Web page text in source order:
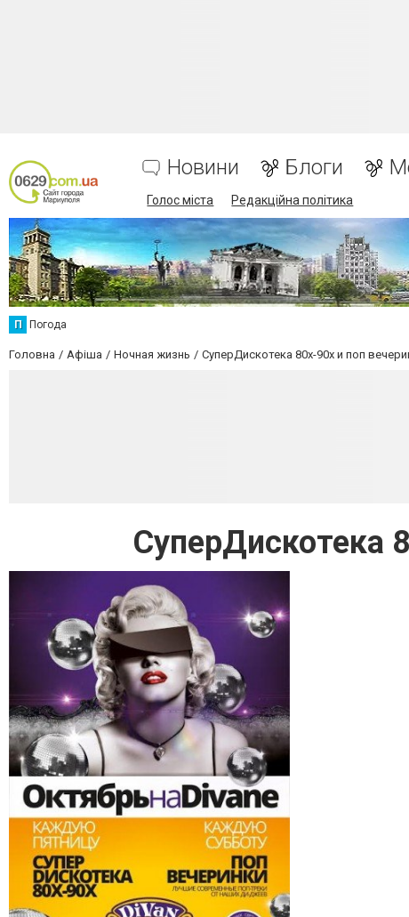
Новини Блоги
Голос міста Редакційна політика
П Погода
Головна Афіша Ночная жизнь СуперДискотека 80х-90х и поп
СуперДискотека